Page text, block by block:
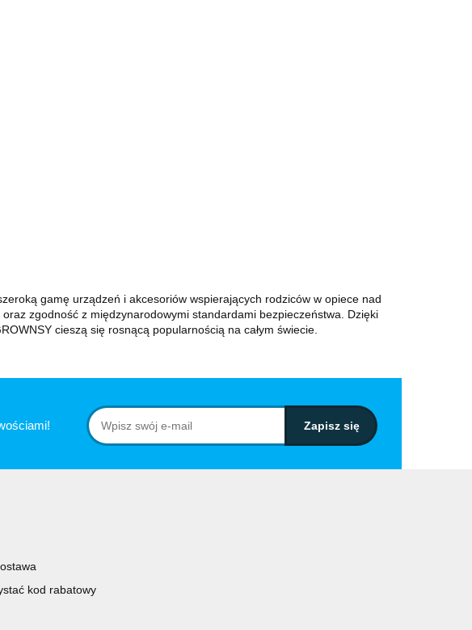
gamę urządzeń i akcesoriów wspierających rodziców w opiece nad
zgodność z międzynarodowymi standardami bezpieczeństwa. Dzięki
cieszą się rosnącą popularnością na całym świecie.
kod rabatowy